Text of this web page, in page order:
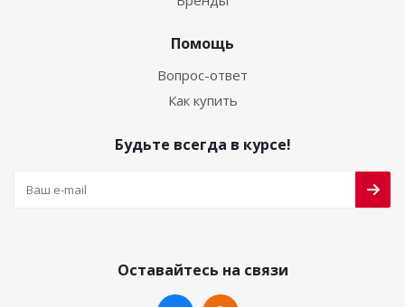
Помощь
Вопрос-ответ
Как купить
Будьте всегда в курсе!
Оставайтесь на связи